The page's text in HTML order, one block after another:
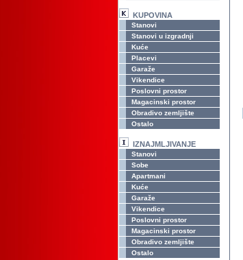
KUPOVINA
Stanovi
Stanovi u izgradnji
Kuće
Placevi
Garaže
Vikendice
Poslovni prostor
Magacinski prostor
Obradivo zemljište
Ostalo
IZNAJMLJIVANJE
Stanovi
Sobe
Apartmani
Kuće
Garaže
Vikendice
Poslovni prostor
Magacinski prostor
Obradivo zemljište
Ostalo